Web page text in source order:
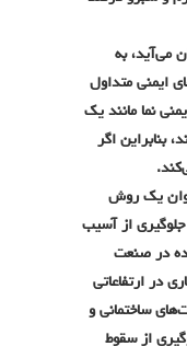
می‌آید، به
ایمنی متداول‌
نما مانند یک
بنابراین اگر
یک روش
از آسیب
در صنعت
در ارتفاعاتی
ساختمانی و
از سقوط